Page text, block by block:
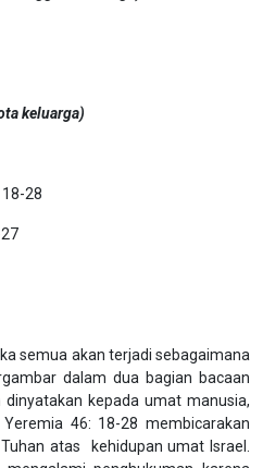
keluarga)
28
semua akan terjadi sebagaimana
dalam dua bagian bacaan
dinyatakan kepada umat manusia,
46: 18-28 membicarakan
atas kehidupan umat Israel.